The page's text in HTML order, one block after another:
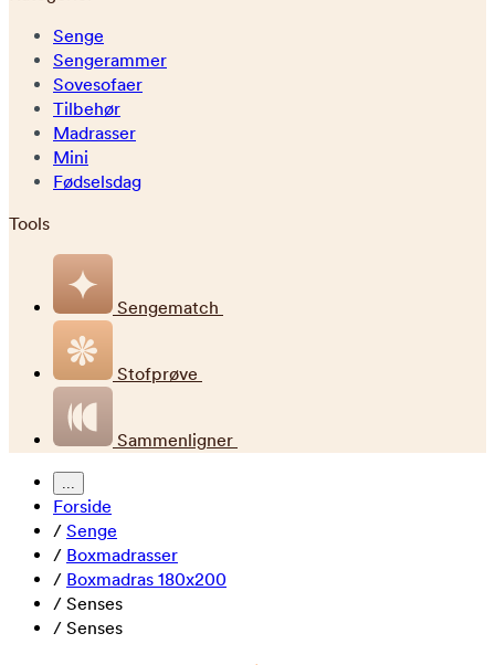
Senge
Sengerammer
Sovesofaer
Tilbehør
Madrasser
Mini
Fødselsdag
Tools
Sengematch
Stofprøve
Sammenligner
...
Forside
/ Senge
/ Boxmadrasser
/ Boxmadras 180x200
/ Senses
/ Senses